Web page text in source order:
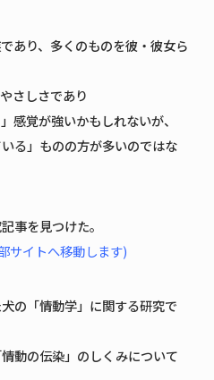
あり、多くのものを彼・彼女ら
さしさであり
感覚が強いかもしれないが、
る」ものの方が多いのではな
事を見つけた。
サイトへ移動します)
の「情動学」に関する研究で
動の伝染」のしくみについて